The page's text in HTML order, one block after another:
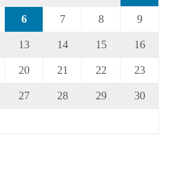
6 7 8 9
13 14 15 16
20 21 22 23
27 28 29 30